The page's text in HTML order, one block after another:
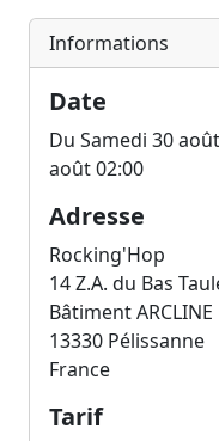
Informations
Date
Du Samedi 30
août 02:00
Adresse
Rocking'Hop
14 Z.A. du Bas
Bâtiment ARCLINE
13330 Pélissanne
France
Tarif